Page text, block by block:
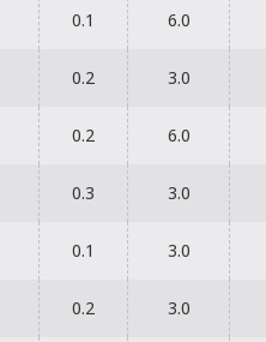
0.1 6.0
0.2 3.0
0.2 6.0
0.3 3.0
0.1 3.0
0.2 3.0